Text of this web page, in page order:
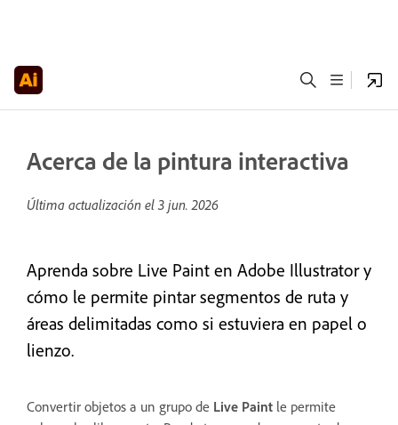
Acerca de la pintura interactiva
Última actualización el 3 jun. 2026
Aprenda sobre Live Paint en Adobe Illustrator y
cómo le permite pintar segmentos de ruta y
áreas delimitadas como si estuviera en papel o
lienzo.
Convertir objetos a un grupo de Live Paint le permite